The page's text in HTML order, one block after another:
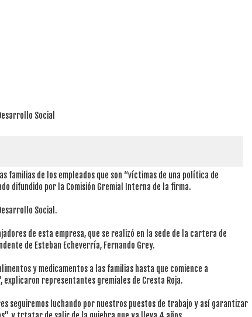
Social
familias de los empleados que son “víctimas de una política de
difundido por la Comisión Gremial Interna de la firma.
Social.
de esta empresa, que se realizó en la sede de la cartera de
de Esteban Echeverría, Fernando Grey.
y medicamentos a las familias hasta que comience a
explicaron representantes gremiales de Cresta Roja.
seguiremos luchando por nuestros puestos de trabajo y así garantizar